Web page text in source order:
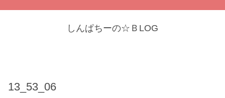
しんぱちーの☆ＢLOG
13_53_06